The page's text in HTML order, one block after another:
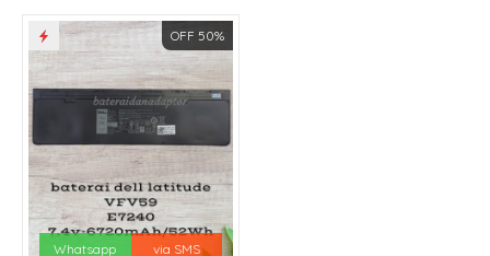
OFF 50%
Whatsapp via SMS